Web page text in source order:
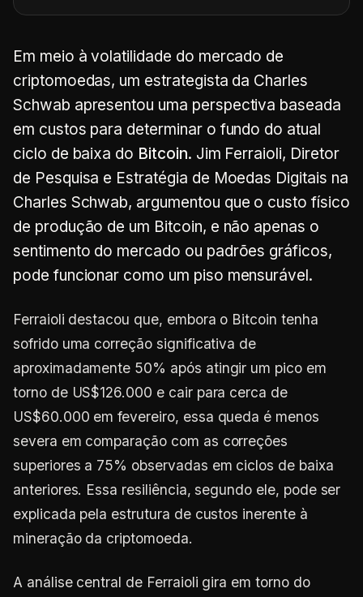
Em meio à volatilidade do mercado de
criptomoedas, um estrategista da Charles
Schwab apresentou uma perspectiva baseada
em custos para determinar o fundo do atual
ciclo de baixa do Bitcoin. Jim Ferraioli, Diretor
de Pesquisa e Estratégia de Moedas Digitais na
Charles Schwab, argumentou que o custo físico
de produção de um Bitcoin, e não apenas o
sentimento do mercado ou padrões gráficos,
pode funcionar como um piso mensurável.
Ferraioli destacou que, embora o Bitcoin tenha
sofrido uma correção significativa de
aproximadamente 50% após atingir um pico em
torno de US$126.000 e cair para cerca de
US$60.000 em fevereiro, essa queda é menos
severa em comparação com as correções
superiores a 75% observadas em ciclos de baixa
anteriores. Essa resiliência, segundo ele, pode ser
explicada pela estrutura de custos inerente à
mineração da criptomoeda.
A análise central de Ferraioli gira em torno do